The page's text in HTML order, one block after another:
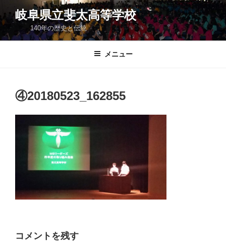
ン
ン
岐阜県立斐太高等学校
140年の歴史と伝統
メニュー
④20180523_162855
コメントを残す